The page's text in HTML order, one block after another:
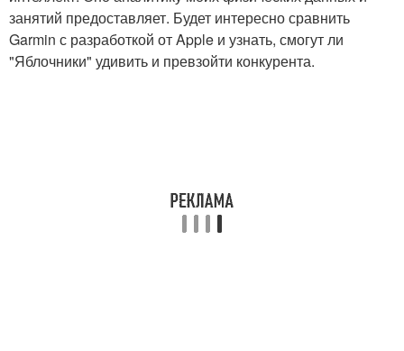
занятий предоставляет. Будет интересно сравнить
Garmin с разработкой от Apple и узнать, смогут ли
"Яблочники" удивить и превзойти конкурента.